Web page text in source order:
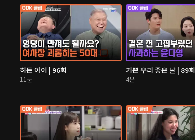
히든 아이 | 96회
11분
기쁜 우리 좋은 날 | 89회
4분